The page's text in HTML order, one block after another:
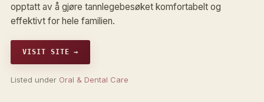
opptatt av å gjøre tannlegebesøket komfortabelt og
effektivt for hele familien.
VISIT SITE →
Listed under Oral & Dental Care